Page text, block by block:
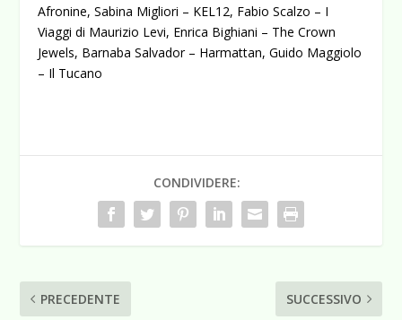
Afronine, Sabina Migliori – KEL12, Fabio Scalzo – I
Viaggi di Maurizio Levi, Enrica Bighiani – The Crown
Jewels, Barnaba Salvador – Harmattan, Guido Maggiolo
– Il Tucano
CONDIVIDERE:
PRECEDENTE SUCCESSIVO